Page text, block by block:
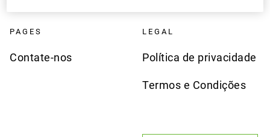
PAGES
Contate-nos
LEGAL
Política de privacidade
Termos e Condições